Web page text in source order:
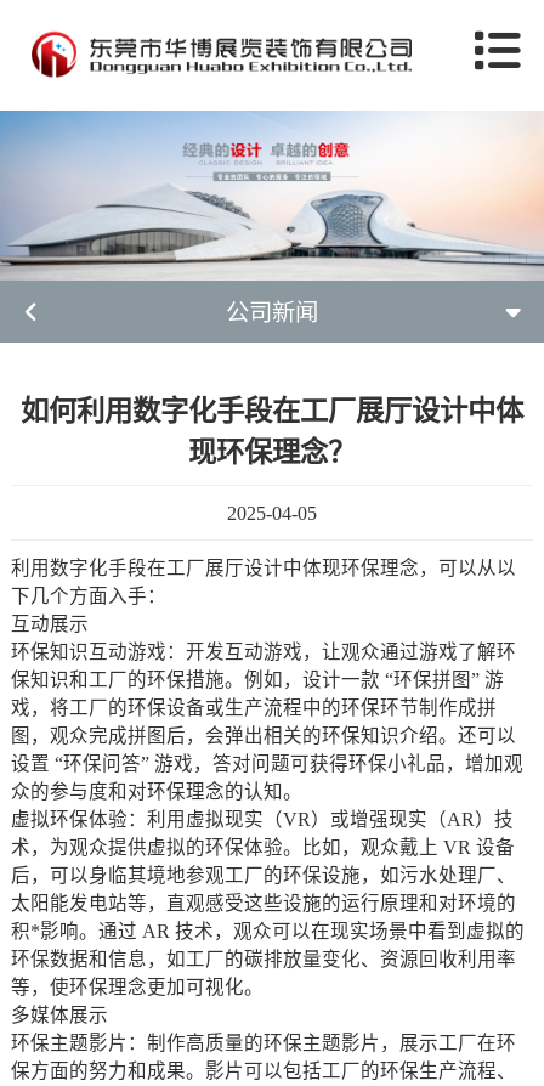
公司新闻
如何利用数字化手段在工厂展厅设计中体
现环保理念？
2025-04-05
利用数字化手段在工厂展厅设计中体现环保理念，可以从以
下几个方面入手：
互动展示
环保知识互动游戏：开发互动游戏，让观众通过游戏了解环
保知识和工厂的环保措施。例如，设计一款 “环保拼图” 游
戏，将工厂的环保设备或生产流程中的环保环节制作成拼
图，观众完成拼图后，会弹出相关的环保知识介绍。还可以
设置 “环保问答” 游戏，答对问题可获得环保小礼品，增加观
众的参与度和对环保理念的认知。
虚拟环保体验：利用虚拟现实（VR）或增强现实（AR）技
术，为观众提供虚拟的环保体验。比如，观众戴上 VR 设备
后，可以身临其境地参观工厂的环保设施，如污水处理厂、
太阳能发电站等，直观感受这些设施的运行原理和对环境的
积*影响。通过 AR 技术，观众可以在现实场景中看到虚拟的
环保数据和信息，如工厂的碳排放量变化、资源回收利用率
等，使环保理念更加可视化。
多媒体展示
环保主题影片：制作高质量的环保主题影片，展示工厂在环
保方面的努力和成果。影片可以包括工厂的环保生产流程、